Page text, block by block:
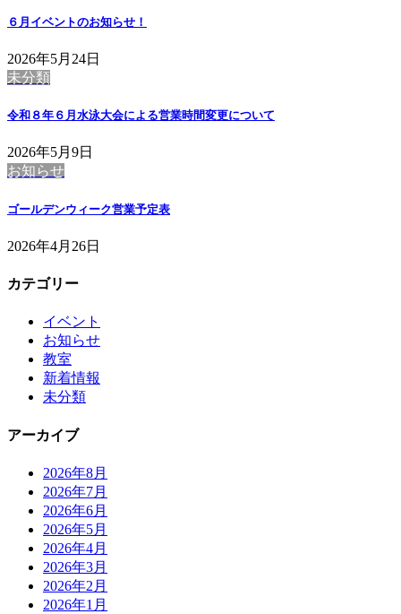
６月イベントのお知らせ！
2026年5月24日
未分類
令和８年６月水泳大会による営業時間変更について
2026年5月9日
お知らせ
ゴールデンウィーク営業予定表
2026年4月26日
カテゴリー
イベント
お知らせ
教室
新着情報
未分類
アーカイブ
2026年8月
2026年7月
2026年6月
2026年5月
2026年4月
2026年3月
2026年2月
2026年1月